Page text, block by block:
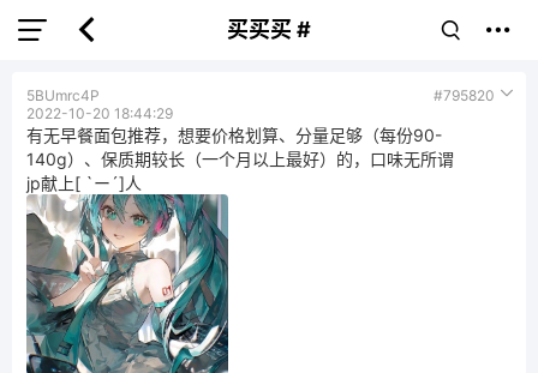
买买买 #
5BUmrc4P
#795820
2022-10-20 18:44:29
有无早餐面包推荐，想要价格划算、分量足够（每份90-
140g）、保质期较长（一个月以上最好）的，口味无所谓
jp献上[ `ー´]人